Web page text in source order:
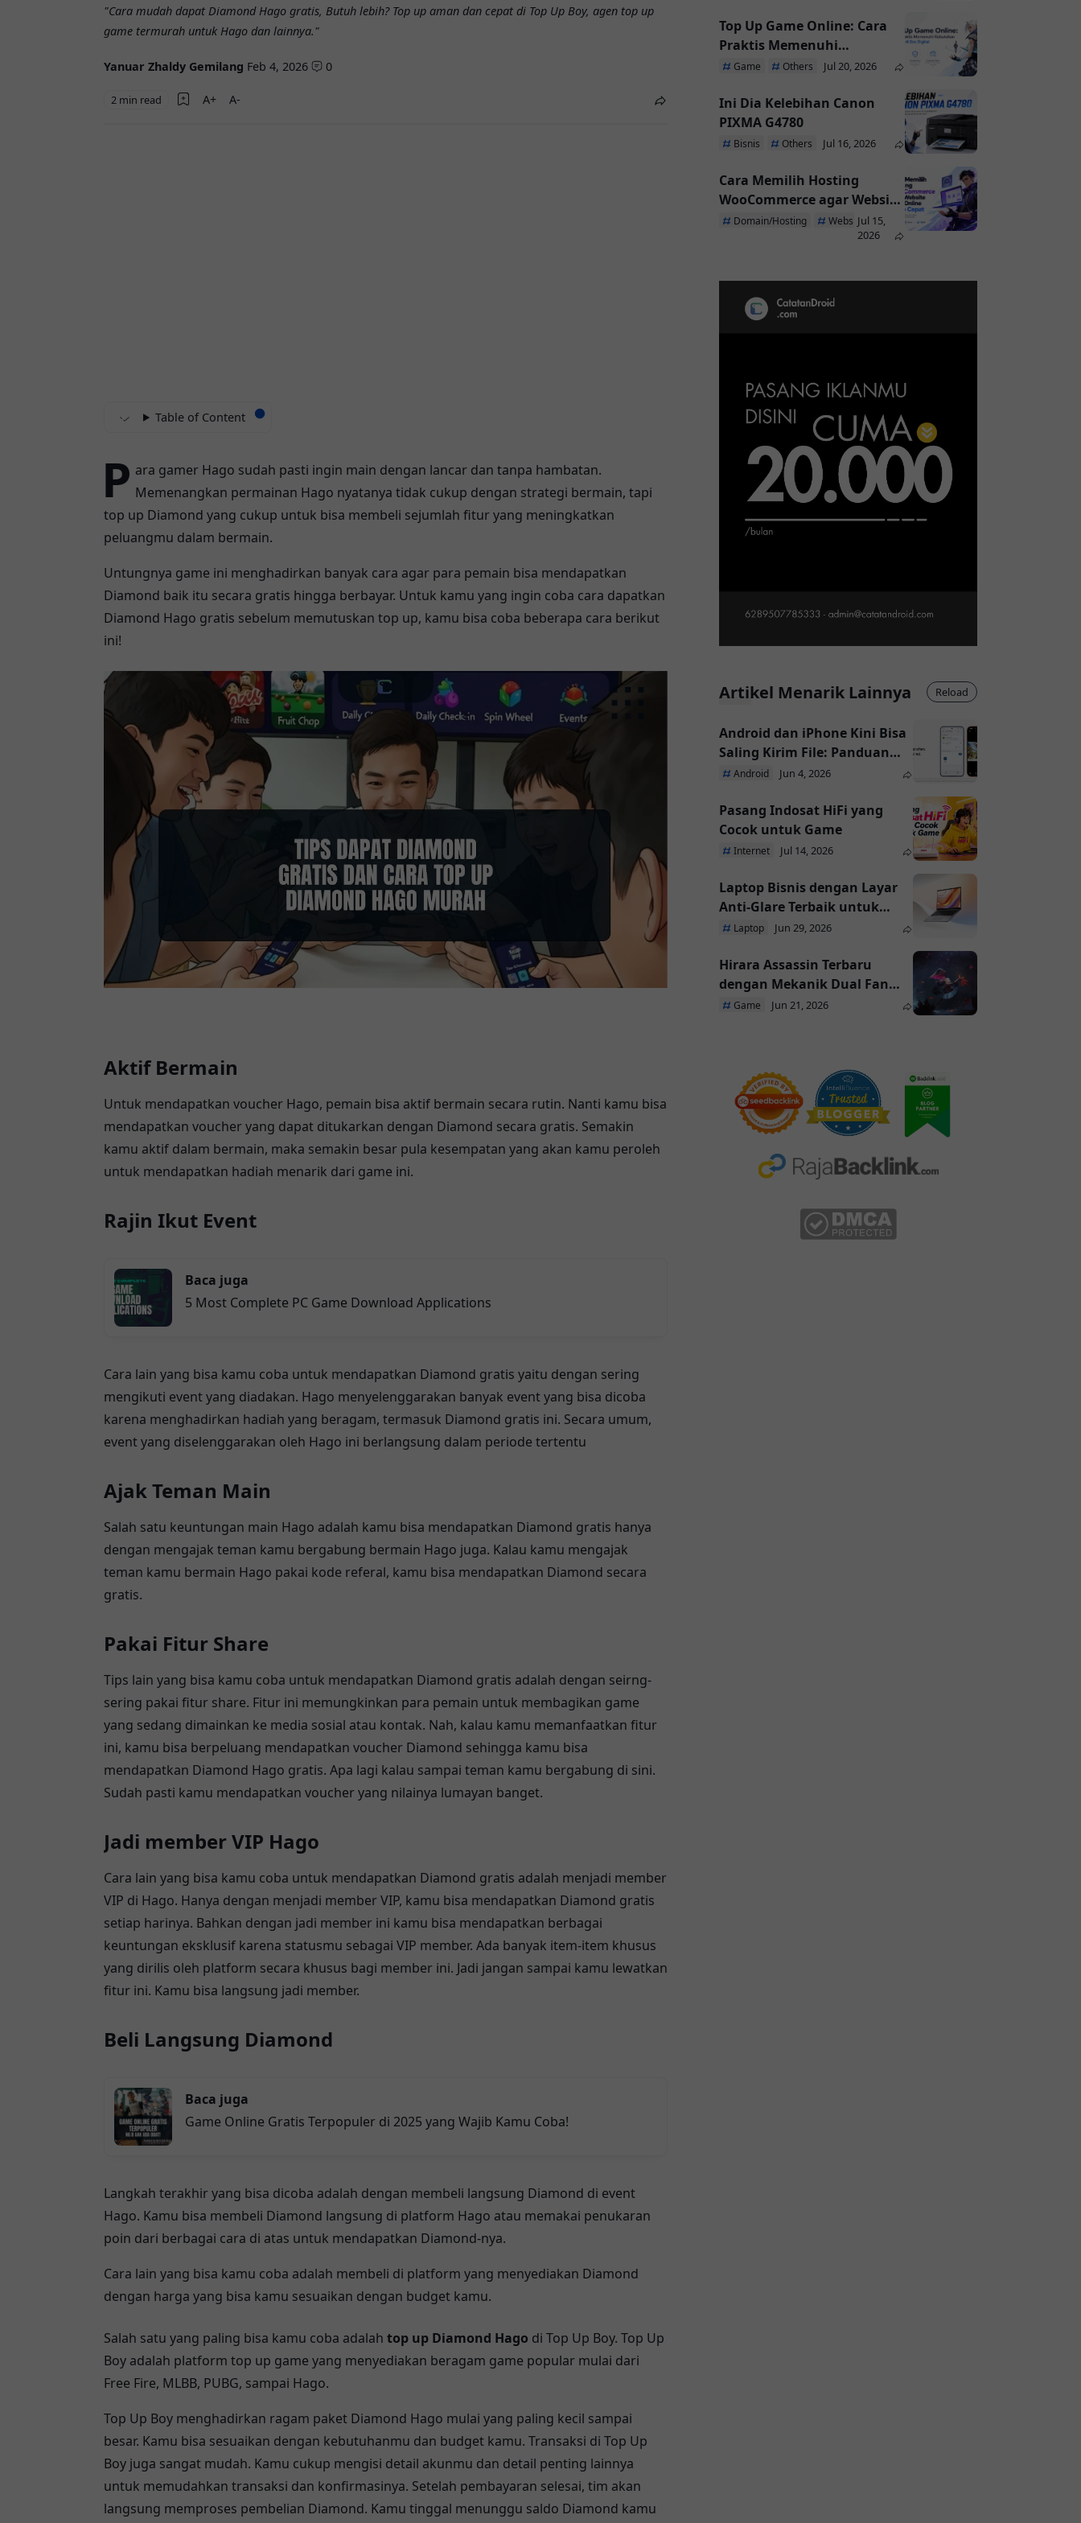
"Cara mudah dapat Diamond Hago gratis, Butuh lebih? Top up aman dan cepat di Top Up Boy, agen top up
game termurah untuk Hago dan lainnya."
Yanuar Zhaldy Gemilang Feb 4, 2026 0
2 min read
Table of Content
P ara gamer Hago sudah pasti ingin main dengan lancar dan tanpa hambatan.
Memenangkan permainan Hago nyatanya tidak cukup dengan strategi bermain, tapi
top up Diamond yang cukup untuk bisa membeli sejumlah fitur yang meningkatkan
peluangmu dalam bermain.
Untungnya game ini menghadirkan banyak cara agar para pemain bisa mendapatkan
Diamond baik itu secara gratis hingga berbayar. Untuk kamu yang ingin coba cara dapatkan
Diamond Hago gratis sebelum memutuskan top up, kamu bisa coba beberapa cara berikut
ini!
Aktif Bermain
Untuk mendapatkan voucher Hago, pemain bisa aktif bermain secara rutin. Nanti kamu bisa
mendapatkan voucher yang dapat ditukarkan dengan Diamond secara gratis. Semakin
kamu aktif dalam bermain, maka semakin besar pula kesempatan yang akan kamu peroleh
untuk mendapatkan hadiah menarik dari game ini.
Rajin Ikut Event
Baca juga
5 Most Complete PC Game Download Applications
Cara lain yang bisa kamu coba untuk mendapatkan Diamond gratis yaitu dengan sering
mengikuti event yang diadakan. Hago menyelenggarakan banyak event yang bisa dicoba
karena menghadirkan hadiah yang beragam, termasuk Diamond gratis ini. Secara umum,
event yang diselenggarakan oleh Hago ini berlangsung dalam periode tertentu
Ajak Teman Main
Salah satu keuntungan main Hago adalah kamu bisa mendapatkan Diamond gratis hanya
dengan mengajak teman kamu bergabung bermain Hago juga. Kalau kamu mengajak
teman kamu bermain Hago pakai kode referal, kamu bisa mendapatkan Diamond secara
gratis.
Pakai Fitur Share
Tips lain yang bisa kamu coba untuk mendapatkan Diamond gratis adalah dengan seirng-
sering pakai fitur share. Fitur ini memungkinkan para pemain untuk membagikan game
yang sedang dimainkan ke media sosial atau kontak. Nah, kalau kamu memanfaatkan fitur
ini, kamu bisa berpeluang mendapatkan voucher Diamond sehingga kamu bisa
mendapatkan Diamond Hago gratis. Apa lagi kalau sampai teman kamu bergabung di sini.
Sudah pasti kamu mendapatkan voucher yang nilainya lumayan banget.
Jadi member VIP Hago
Cara lain yang bisa kamu coba untuk mendapatkan Diamond gratis adalah menjadi member
VIP di Hago. Hanya dengan menjadi member VIP, kamu bisa mendapatkan Diamond gratis
setiap harinya. Bahkan dengan jadi member ini kamu bisa mendapatkan berbagai
keuntungan eksklusif karena statusmu sebagai VIP member. Ada banyak item-item khusus
yang dirilis oleh platform secara khusus bagi member ini. Jadi jangan sampai kamu lewatkan
fitur ini. Kamu bisa langsung jadi member.
Beli Langsung Diamond
Baca juga
Game Online Gratis Terpopuler di 2025 yang Wajib Kamu Coba!
Langkah terakhir yang bisa dicoba adalah dengan membeli langsung Diamond di event
Hago. Kamu bisa membeli Diamond langsung di platform Hago atau memakai penukaran
poin dari berbagai cara di atas untuk mendapatkan Diamond-nya.
Cara lain yang bisa kamu coba adalah membeli di platform yang menyediakan Diamond
dengan harga yang bisa kamu sesuaikan dengan budget kamu.
Salah satu yang paling bisa kamu coba adalah top up Diamond Hago di Top Up Boy. Top Up
Boy adalah platform top up game yang menyediakan beragam game popular mulai dari
Free Fire, MLBB, PUBG, sampai Hago.
Top Up Boy menghadirkan ragam paket Diamond Hago mulai yang paling kecil sampai
besar. Kamu bisa sesuaikan dengan kebutuhanmu dan budget kamu. Transaksi di Top Up
Boy juga sangat mudah. Kamu cukup mengisi detail akunmu dan detail penting lainnya
untuk memudahkan transaksi dan konfirmasinya. Setelah pembayaran selesai, tim akan
langsung memproses pembelian Diamond. Kamu tinggal menunggu saldo Diamond kamu
Top Up Game Online: Cara
Praktis Memenuhi
Kebutuhan Pemain di Era
Game Others Jul 20, 2026
Ini Dia Kelebihan Canon
PIXMA G4780
Bisnis Others Jul 16, 2026
Cara Memilih Hosting
WooCommerce agar Website
Toko Online Tetap Cepat
Domain/Hosting WebsiteJul 15,
2026
Artikel Menarik Lainnya
Android dan iPhone Kini Bisa
Saling Kirim File: Panduan
AirDrop dan Quick Share
Android Jun 4, 2026
Pasang Indosat HiFi yang
Cocok untuk Game
Internet Jul 14, 2026
Laptop Bisnis dengan Layar
Anti-Glare Terbaik untuk
Kerja di Luar Ruangan
Laptop Jun 29, 2026
Hirara Assassin Terbaru
dengan Mekanik Dual Fan
Unik di Season 41
Game Jun 21, 2026
Reload